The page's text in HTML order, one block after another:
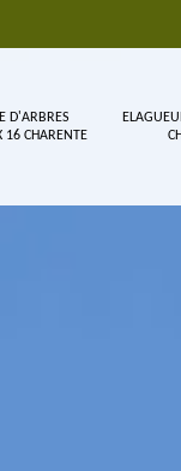
D'ARBRES
16 CHARENTE